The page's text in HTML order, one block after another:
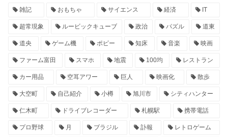
雑記 おもちゃ サイエンス 経済 IT
超常現象 ルービックキューブ 政治 パズル 道東
道央 ゲーム機 ポピー 知床 音楽 映画
ファーム富田 スマホ 地震 100均 レストラン
カー用品 空耳アワー 巨人 映画化 散歩
大空町 自己紹介 小樽 旭川市 シティハンター
仁木町 ドライブレコーダー 札幌駅 携帯電話
プロ野球 月 ブラジル 訃報 レトロゲーム